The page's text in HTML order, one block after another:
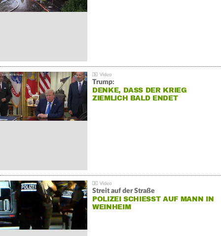
Trump:
DENKE, DASS DER KRIEG
ZIEMLICH BALD ENDET
Streit auf der Straße
POLIZEI SCHIESST AUF MANN IN W
EINHEIM